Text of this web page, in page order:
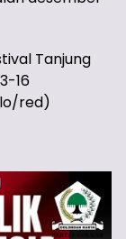
Tanjung
16
red)